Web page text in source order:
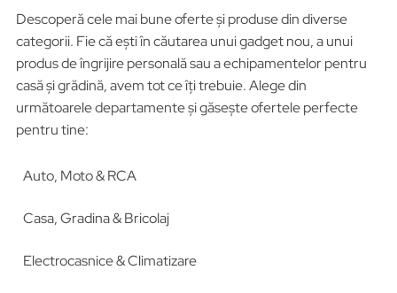
Descoperă cele mai bune oferte și produse din diverse
categorii. Fie că ești în căutarea unui gadget nou, a unui
produs de îngrijire personală sau a echipamentelor pentru
casă și grădină, avem tot ce îți trebuie. Alege din
următoarele departamente și găsește ofertele perfecte
pentru tine:
Auto, Moto & RCA
Casa, Gradina & Bricolaj
Electrocasnice & Climatizare